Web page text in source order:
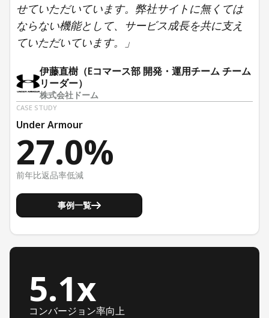
せていただいています。弊社サイトに無くては
ならない機能として、サービス成長を共に支え
ていただいています。」
伊藤直樹（Eコマース部 開発・運用チーム チーム
リーダー）
株式会社ドーム
CASE STUDY
Under Armour
27.0%
前年比返品率低減
事例一覧
5.1x
コンバージョン率向上